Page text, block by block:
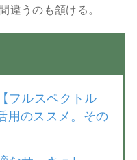
違うのも頷ける。
フルスペクトル
用のススメ。その